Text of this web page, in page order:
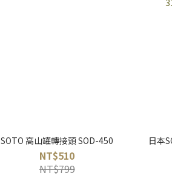
SOTO 高山罐轉接頭 SOD-450
NT$510
NT$799
日本